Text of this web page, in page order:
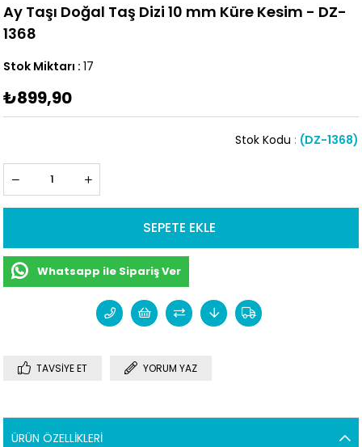
Ay Taşı Doğal Taş Dizi 10 mm Küre Kesim - DZ-
1368
Stok Miktarı : 17
₺899,90
(DZ-1368)
Stok Kodu
Whatsapp ile Sipariş Ver
TAVSIYE ET YORUM YAZ
ÜRÜN ÖZELLIKLERI